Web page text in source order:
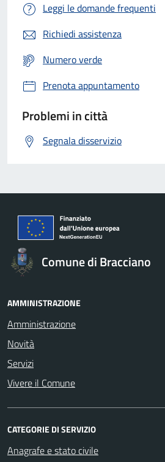
Leggi le domande frequenti
Richiedi assistenza
Numero verde
Prenota appuntamento
Problemi in città
Segnala disservizio
Comune di Bracciano
AMMINISTRAZIONE
Amministrazione
Novità
Servizi
Vivere il Comune
CATEGORIE DI SERVIZIO
Anagrafe e stato civile